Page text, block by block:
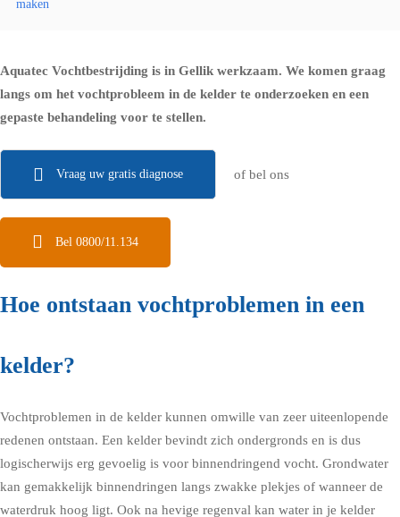
maken
Aquatec Vochtbestrijding is in Gellik werkzaam. We komen graag
langs om het vochtprobleem in de kelder te onderzoeken en een
gepaste behandeling voor te stellen.
Vraag uw gratis diagnose of bel ons
Bel 0800/11.134
Hoe ontstaan vochtproblemen in een
kelder?
Vochtproblemen in de kelder kunnen omwille van zeer uiteenlopende
redenen ontstaan. Een kelder bevindt zich ondergronds en is dus
logischerwijs erg gevoelig is voor binnendringend vocht. Grondwater
kan gemakkelijk binnendringen langs zwakke plekjes of wanneer de
waterdruk hoog ligt. Ook na hevige regenval kan water in je kelder